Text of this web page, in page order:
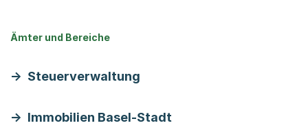
Ämter und Bereiche
Steuerverwaltung
Immobilien Basel-Stadt